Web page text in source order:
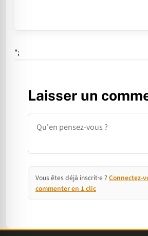
";
Laisser un
Commentaire
Vous êtes déjà inscrit·e ? Connectez-
commenter en 1 clic